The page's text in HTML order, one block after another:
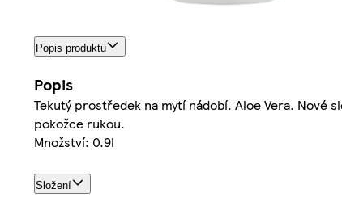
Popis produktu
Popis
Tekutý prostředek na mytí nádobí. Aloe Vera. Nové
pokožce rukou.
Množství: 0.9l
Složení